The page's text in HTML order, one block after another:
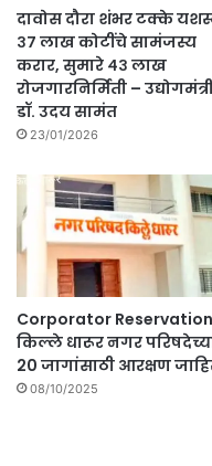
दावोस दौरा शंभर टक्के
३७ लाख कोटींचे सामंजस्य
करार, सुमारे ४३ लाख
रोजगारनिर्मिती –
डॉ. उदय सामंत
23/01/2026
Corporator Reservation
किल्ले धारूर नगर
20 जागांसाठी आरक्षण
08/10/2025